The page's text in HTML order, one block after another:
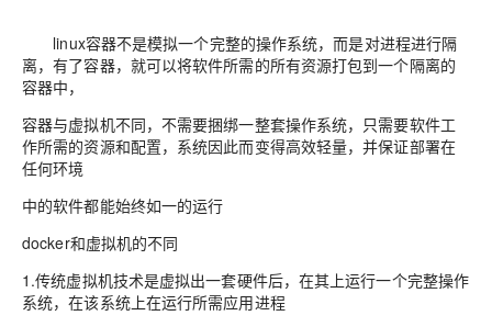
linux容器不是模拟一个完整的操作系统，而是对进程进行隔
离，有了容器，就可以将软件所需的所有资源打包到一个隔离的
容器中，
容器与虚拟机不同，不需要捆绑一整套操作系统，只需要软件工
作所需的资源和配置，系统因此而变得高效轻量，并保证部署在
任何环境
中的软件都能始终如一的运行
docker和虚拟机的不同
1.传统虚拟机技术是虚拟出一套硬件后，在其上运行一个完整操作
系统，在该系统上在运行所需应用进程